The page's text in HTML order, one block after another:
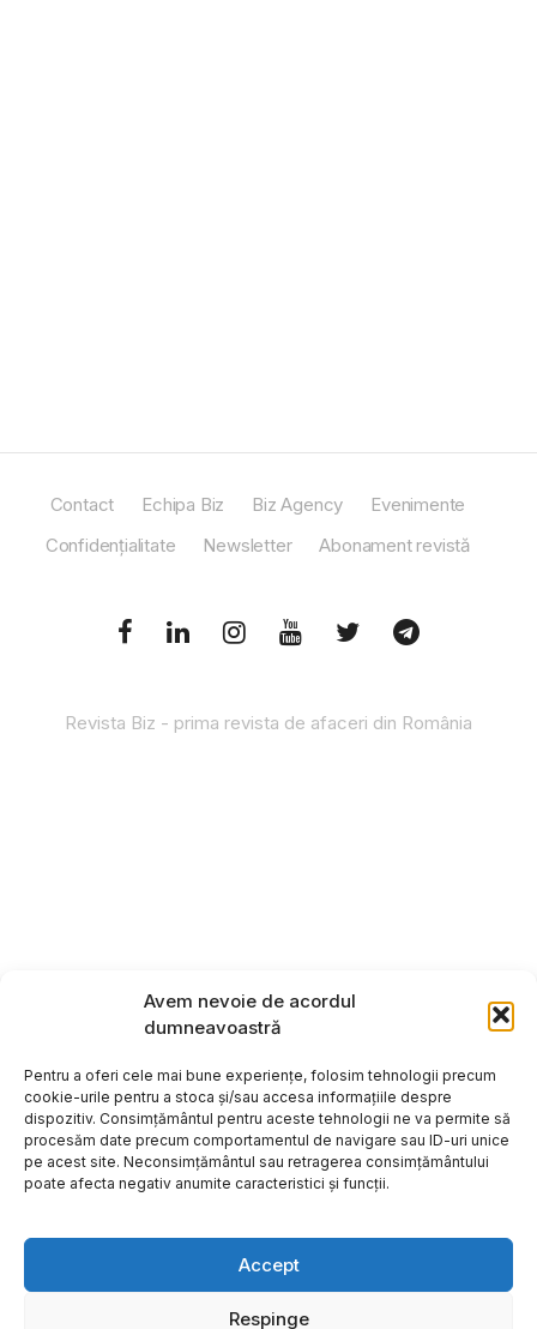
Avem nevoie de acordul
dumneavoastră
Pentru a oferi cele mai bune experiențe, folosim tehnologii precum
cookie-urile pentru a stoca și/sau accesa informațiile despre
dispozitiv. Consimțământul pentru aceste tehnologii ne va permite să
procesăm date precum comportamentul de navigare sau ID-uri unice
pe acest site. Neconsimțământul sau retragerea consimțământului
poate afecta negativ anumite caracteristici și funcții.
Accept
Respinge
Contact Echipa Biz Biz Agency
Evenimente
Confidențialitate
Newsletter Abonament revistă
Revista Biz - prima revista de afaceri din România